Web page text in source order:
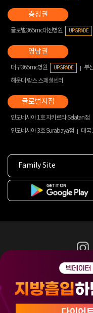
글로벌365mc대전병원 UPGRADE
대구365mc병원 UPGRADE 부
해운대 람스 스페셜센터
인도네시아 1호 자카르타 Selatan점
인도네시아 3호 Surabaya점
태국
Family Site
365mc 병·의
(주)365mcㅣ서울특별시